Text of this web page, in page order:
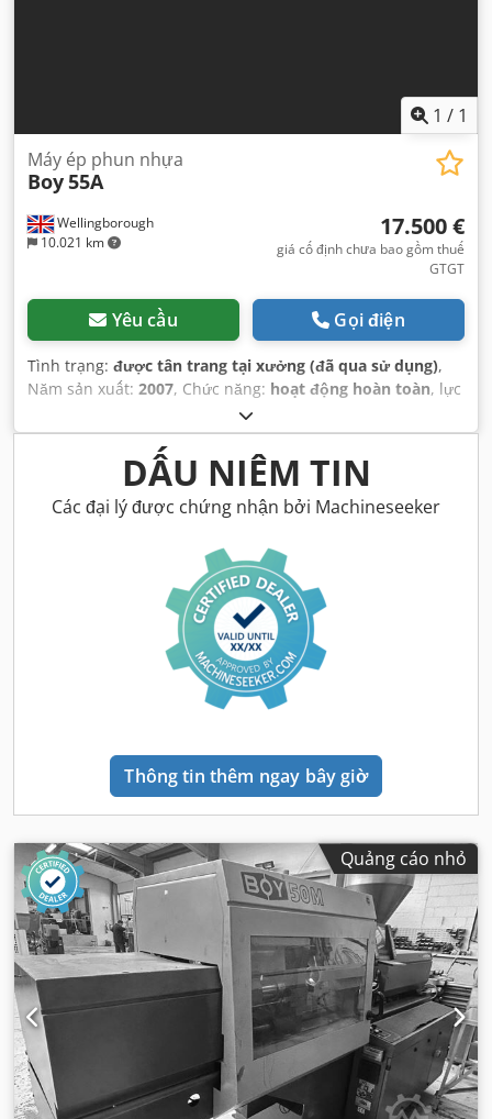
1 / 1
Wellingborough
10.021 km
Máy ép phun nhựa
Boy55A
17.500 €
giá cố định chưa bao gồm thuế
GTGT
Yêu cầu Gọi điện
Tình trạng: được tân trang tại xưởng (đã qua sử dụng),
Năm sản xuất: 2007, Chức năng: hoạt động hoàn toàn, lực
4.220 mm
1.105 mm, tổng chiều cao:2.040 mm,
DẤU NIÊM TIN
Các đại lý được chứng nhận bởi Machineseeker
Thông tin thêm ngay bây giờ
Quảng cáo nhỏ